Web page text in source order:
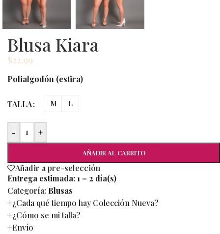
Blusa Kiara
$22.99
Polialgodón (estira)
TALLA M L
- +
AÑADIR AL CARRITO
Añadir a pre-selección
Entrega estimada:1 – 2 día(s)
Categoría: Blusas
¿Cada qué tiempo hay Colección Nueva?
¿Cómo se mi talla?
Envío